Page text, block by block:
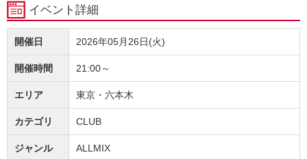
イベント詳細
開催日 2026年05月26日(火)
開催時間 21:00～
エリア 東京・六本木
カテゴリ CLUB
ジャンル ALLMIX